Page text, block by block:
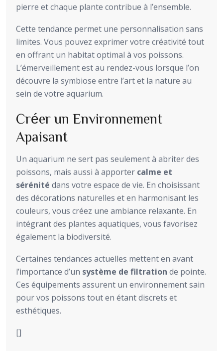
pierre et chaque plante contribue à l’ensemble.
Cette tendance permet une personnalisation sans
limites. Vous pouvez exprimer votre créativité tout
en offrant un habitat optimal à vos poissons.
L’émerveillement est au rendez-vous lorsque l’on
découvre la symbiose entre l’art et la nature au
sein de votre aquarium.
Créer un Environnement
Apaisant
Un aquarium ne sert pas seulement à abriter des
poissons, mais aussi à apporter calme et
sérénité dans votre espace de vie. En choisissant
des décorations naturelles et en harmonisant les
couleurs, vous créez une ambiance relaxante. En
intégrant des plantes aquatiques, vous favorisez
également la biodiversité.
Certaines tendances actuelles mettent en avant
l’importance d’un système de filtration de pointe.
Ces équipements assurent un environnement sain
pour vos poissons tout en étant discrets et
esthétiques.
[]